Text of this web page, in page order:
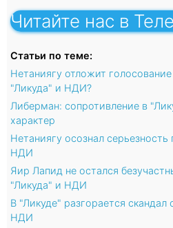
Читайте нас в
Статьи по теме:
Нетаниягу отложит
"Ликуда" и НДИ?
Либерман: сопротивление в
характер
Нетаниягу осознал
НДИ
Яир Лапид не остался
"Ликуда" и НДИ
В "Ликуде" разгорается
НДИ